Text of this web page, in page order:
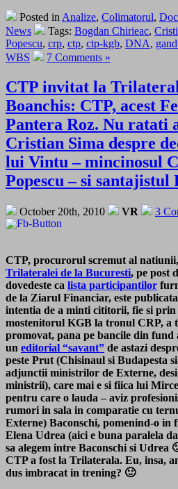
Posted in Analize, Colimatorul,
News
Tags: Bogdan Chirieac,
Popescu, crp, ctp, ctp-kgb, DNA,
WBS
7 Comments »
CTP invitat la
Boanchis: CTP, acest
Pantera Roz. Nu ratati
Cristian Sima despre
lui Vintu – mincinosul
Popescu – si santajistul
October 20th, 2010 VR 3
CTP, procurorul scremut al
Trilateralei de la Bucuresti, pe post
dovedeste ca lista participantilor
de la Ziarul Financiar, este
intentia de a minti cititorii, fie si
mostenitorul KGB la tronul CRP, a
promovat, pana pe bancile din
un editorial “savant” de astazi
peste Prut (Chisinaul si Budapesta
adjunctii ministrilor de Externe,
ministrii), care mai e si fiica lui
pentru care o lauda – aviz
rumori in sala in comparatie cu
Externe) Baconschi, pomenind-o in
Elena Udrea (aici e buna paralela
sa alegem intre Baconschi si Udrea
CTP a fost la Trilaterala. Eu, insa,
dus imbracat in trening? 🙂